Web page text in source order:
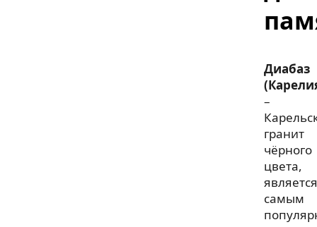
Диабаз
–
гранит
чёрного
цвета,
является
самым